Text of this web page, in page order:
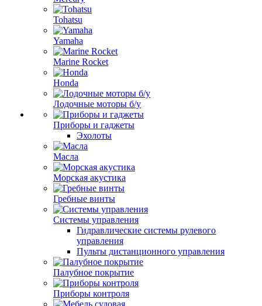
Tohatsu
Yamaha
Marine Rocket
Honda
Лодочные моторы б/у
Приборы и гаджеты
Эхолоты
Масла
Морская акустика
Гребные винты
Системы управления
Гидравлические системы рулевого
управления
Пульты дистанционного управления
Палубное покрытие
Приборы контроля